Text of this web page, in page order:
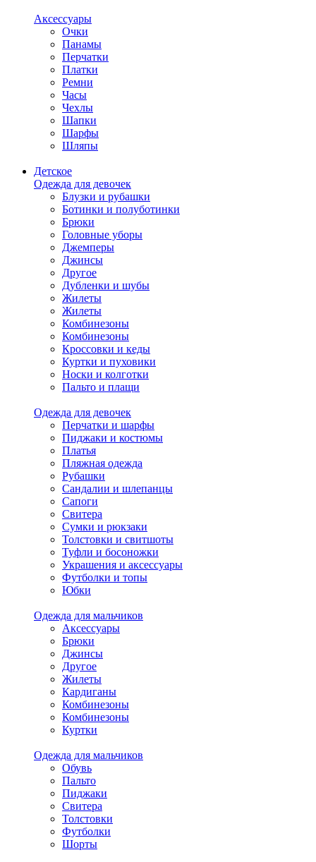
Аксессуары
Очки
Панамы
Перчатки
Платки
Ремни
Часы
Чехлы
Шапки
Шарфы
Шляпы
Детское
Одежда для девочек
Блузки и рубашки
Ботинки и полуботинки
Брюки
Головные уборы
Джемперы
Джинсы
Другое
Дубленки и шубы
Жилеты
Жилеты
Комбинезоны
Комбинезоны
Кроссовки и кеды
Куртки и пуховики
Носки и колготки
Пальто и плащи
Одежда для девочек
Перчатки и шарфы
Пиджаки и костюмы
Платья
Пляжная одежда
Рубашки
Сандалии и шлепанцы
Сапоги
Свитера
Сумки и рюкзаки
Толстовки и свитшоты
Туфли и босоножки
Украшения и аксессуары
Футболки и топы
Юбки
Одежда для мальчиков
Аксессуары
Брюки
Джинсы
Другое
Жилеты
Кардиганы
Комбинезоны
Комбинезоны
Куртки
Одежда для мальчиков
Обувь
Пальто
Пиджаки
Свитера
Толстовки
Футболки
Шорты